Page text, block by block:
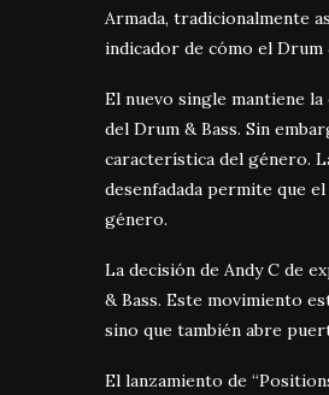
Armada, tradicionalmente
indicador de cómo el Drum
El nuevo single mantiene
del Drum & Bass. Sin
característica del género.
desenfadada permite que
género.
La decisión de Andy C de
& Bass. Este movimiento
sino que también abre
El lanzamiento de